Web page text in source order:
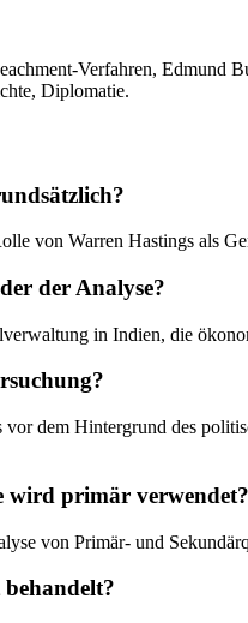
Verfahren,
Diplomatie.
von Warren Hastings als
der Analyse?
in Indien, die
dem Hintergrund des
wird primär verwendet?
von Primär- und